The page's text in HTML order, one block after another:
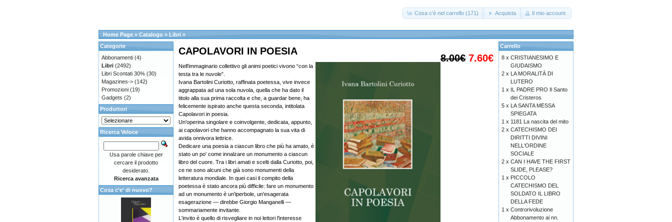
Cosa c'è nel carrello (171) Acquista Il mio account
Home Page » Catalogo » Libri »
8.00€ 7.60€
CAPOLAVORI IN POESIA
Nell'immaginario collettivo gli animi poetici vivono “con la
testa tra le nuvole”.
Ivana Bartolini Curiotto, raffinata poetessa, vive invece
aggrappata ad una sola nuvola, quella che ha dato il
titolo alla sua prima raccolta e che, a guardar bene, ha
felicemente ispirato anche questa seconda, intitolata
Capolavori in poesia.
Un'operina singolare e coinvolgente, dedicata, appunto,
ai capolavori che hanno accompagnato la sua vita di
avida onnivora lettrice.
Dedicare una poesia a ciascun libro che più ha amato, è
stato un po' come innalzare un monumento a ciascun
libro del cuore. Tra i libri amati e scelti dalla Curiotto, poi,
ce ne sono alcuni che già sono monumenti della
letteratura mondiale. In quei casi il compito della
poetessa è stato ancora più difficile: fare un monumento
ad un monumento è un'iperbole, un'esagerata
esagerazione — direbbe Giorgio Manganelli —
sommariamente invitante.
L'invito è quello di risvegliare in noi lettori l'interesse
Categorie
Abbonamenti (4)
Libri (2492)
Libri Scontati 30% (30)
Magazines-> (142)
Promozioni (19)
Gadgets (2)
Produttori
Ricerca Veloce
Usa parole chiave per
cercare il prodotto
desiderato.
Ricerca avanzata
Cosa c'e' di nuovo?
Carrello
8 x CRISTIANESIMO E
GIUDAISMO
2 x LA MORALITÀ DI
LUTERO
1 x IL PADRE PRO Il Santo
dei Cristeros
5 x LA SANTA MESSA
SPIEGATA
1 x 1181 La nascita del mito
2 x CATECHISMO DEI
DIRITTI DIVINI
NELL'ORDINE
SOCIALE
2 x CAN I HAVE THE FIRST
SLIDE, PLEASE?
1 x PICCOLO
CATECHISMO DEL
SOLDATO IL LIBRO
DELLA FEDE
1 x Controrivoluzione
Abbonamento ai nn.